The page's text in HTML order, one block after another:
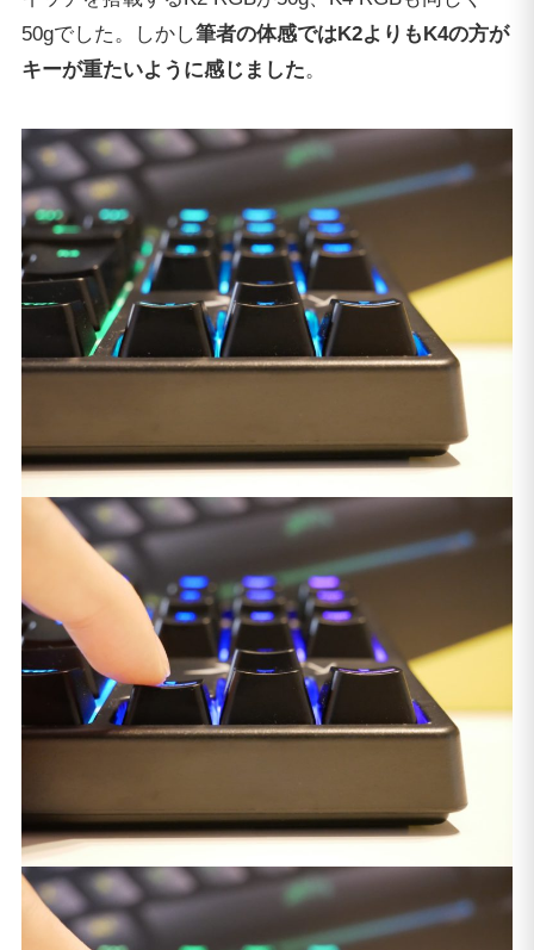
50gでした。しかし筆者の体感ではK2よりもK4の方が
キーが重たいように感じました。